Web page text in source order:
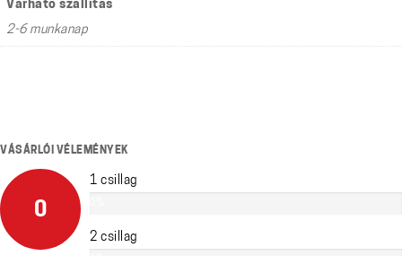
Várható szállítás
2-6 munkanap
VÁSÁRLÓI VÉLEMÉNYEK
0
1 csillag
2 csillag